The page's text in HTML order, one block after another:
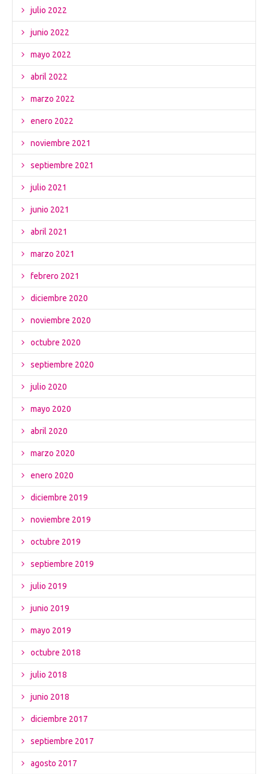
julio 2022
junio 2022
mayo 2022
abril 2022
marzo 2022
enero 2022
noviembre 2021
septiembre 2021
julio 2021
junio 2021
abril 2021
marzo 2021
febrero 2021
diciembre 2020
noviembre 2020
octubre 2020
septiembre 2020
julio 2020
mayo 2020
abril 2020
marzo 2020
enero 2020
diciembre 2019
noviembre 2019
octubre 2019
septiembre 2019
julio 2019
junio 2019
mayo 2019
octubre 2018
julio 2018
junio 2018
diciembre 2017
septiembre 2017
agosto 2017